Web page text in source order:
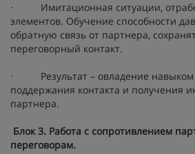
· Имитационная ситуации,
элементов. Обучение способности
обратную связь от партнера,
переговорный контакт.
· Результат – овладение навыком
поддержания контакта и получения
партнера.
Блок 3. Работа с сопротивлением
переговорам.